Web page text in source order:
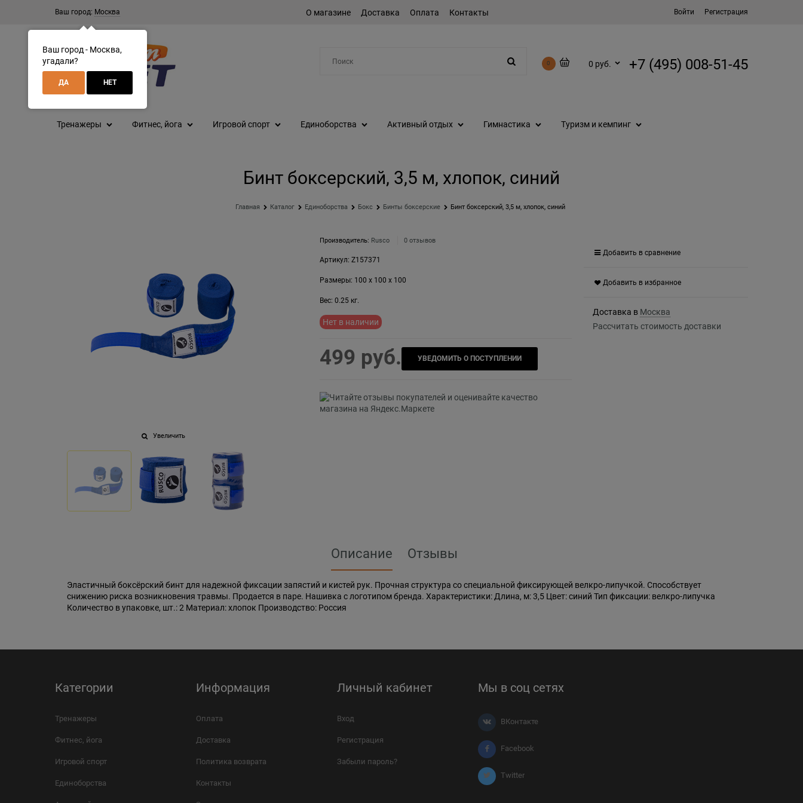
Ваш город: Москва О магазине Доставка Оплата Контакты Войти Регистрация
0 0 руб. +7 (495) 008-51-45
Тренажеры Фитнес, йога Игровой спорт Единоборства Активный отдых Гимнастика Туризм и кемпинг
Бинт боксерский, 3,5 м, хлопок, синий
Главная Каталог Единоборства Бокс Бинты боксерские Бинт боксерский, 3,5 м, хлопок, синий
Увеличить
Производитель: Rusco 0 отзывов
Артикул: Z157371
Размеры: 100 x 100 x 100
Вес: 0.25кг.
Нет в наличии
499 руб. УВЕДОМИТЬ О ПОСТУПЛЕНИИ
Добавить в сравнение
Добавить в избранное
Доставка в Москва
Рассчитать стоимость доставки
Описание Отзывы
Эластичный боксёрский бинт для надежной фиксации запястий и кистей рук. Прочная структура со специальной фиксирующей велкро-липучкой. Способствует
снижению риска возникновения травмы. Продается в паре. Нашивка с логотипом бренда. Характеристики: Длина, м: 3,5 Цвет: синий Тип фиксации: велкро-липучка
Количество в упаковке, шт.: 2 Материал: хлопок Производство: Россия
Категории
Тренажеры
Фитнес, йога
Игровой спорт
Единоборства
Информация
Оплата
Доставка
Политика возврата
Контакты
Личный кабинет
Вход
Регистрация
Забыли пароль?
Мы в соц сетях
ВКонтакте
Facebook
Twitter
Ваш город - Москва,
угадали?
ДА НЕТ